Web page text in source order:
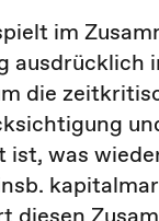
im
ausdrücklich
die
was